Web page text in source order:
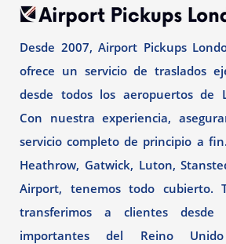
Desde 2007, Airport Pickups
ofrece un servicio de traslados
desde todos los aeropuertos de
Con nuestra experiencia,
servicio completo de principio a
Heathrow, Gatwick, Luton,
Airport, tenemos todo cubierto.
transferimos a clientes desde
importantes del Reino